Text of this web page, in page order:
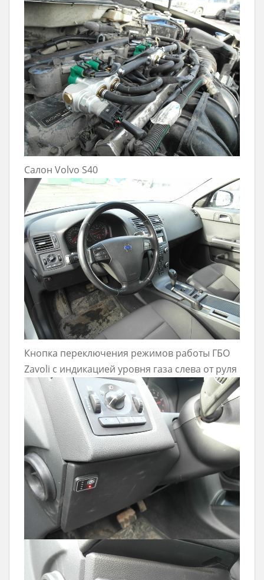
Салон Volvo S40
Кнопка переключения режимов работы ГБО
Zavoli с индикацией уровня газа слева от руля